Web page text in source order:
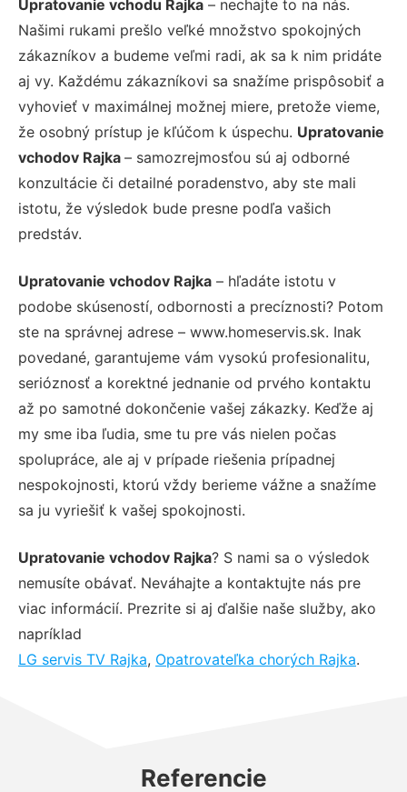
Upratovanie vchodu Rajka – nechajte to na nás.
Našimi rukami prešlo veľké množstvo spokojných
zákazníkov a budeme veľmi radi, ak sa k nim pridáte
aj vy. Každému zákazníkovi sa snažíme prispôsobiť a
vyhovieť v maximálnej možnej miere, pretože vieme,
že osobný prístup je kľúčom k úspechu. Upratovanie
vchodov Rajka – samozrejmosťou sú aj odborné
konzultácie či detailné poradenstvo, aby ste mali
istotu, že výsledok bude presne podľa vašich
predstáv.
Upratovanie vchodov Rajka – hľadáte istotu v
podobe skúseností, odbornosti a precíznosti? Potom
ste na správnej adrese – www.homeservis.sk. Inak
povedané, garantujeme vám vysokú profesionalitu,
serióznosť a korektné jednanie od prvého kontaktu
až po samotné dokončenie vašej zákazky. Keďže aj
my sme iba ľudia, sme tu pre vás nielen počas
spolupráce, ale aj v prípade riešenia prípadnej
nespokojnosti, ktorú vždy berieme vážne a snažíme
sa ju vyriešiť k vašej spokojnosti.
Upratovanie vchodov Rajka? S nami sa o výsledok
nemusíte obávať. Neváhajte a kontaktujte nás pre
viac informácií. Prezrite si aj ďalšie naše služby, ako
napríklad
LG servis TV Rajka, Opatrovateľka chorých Rajka.
Referencie